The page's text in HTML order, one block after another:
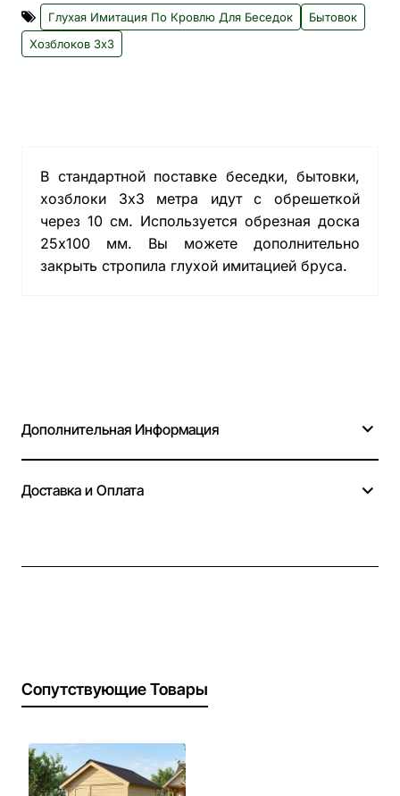
Глухая Имитация По Кровлю Для Беседок
Бытовок
Хозблоков 3х3
В стандартной поставке беседки, бытовки,
хозблоки 3х3 метра идут с обрешеткой
через 10 см. Используется обрезная доска
25х100 мм. Вы можете дополнительно
закрыть стропила глухой имитацией бруса.
Дополнительная Информация
Доставка и Оплата
Сопутствующие Товары